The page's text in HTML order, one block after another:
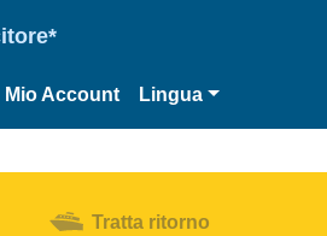
Mio Account Lingua
Tratta ritorno